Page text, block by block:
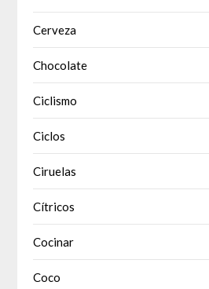
Cerveza
Chocolate
Ciclismo
Ciclos
Ciruelas
Cítricos
Cocinar
Coco